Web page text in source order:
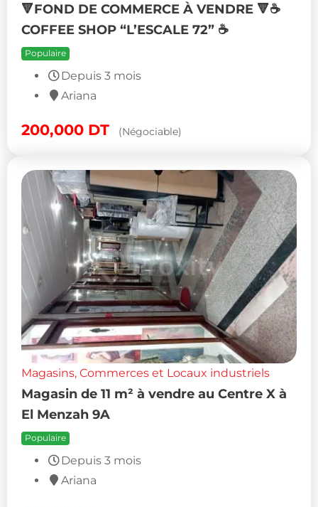
🔻FOND DE COMMERCE À VENDRE 🔻☕️
COFFEE SHOP “L’ESCALE 72” ☕
Populaire
Depuis 3 mois
Ariana
200,000 DT (Négociable)
Magasins, Commerces et Locaux industriels
Magasin de 11 m² à vendre au Centre X à
El Menzah 9A
Populaire
Depuis 3 mois
Ariana